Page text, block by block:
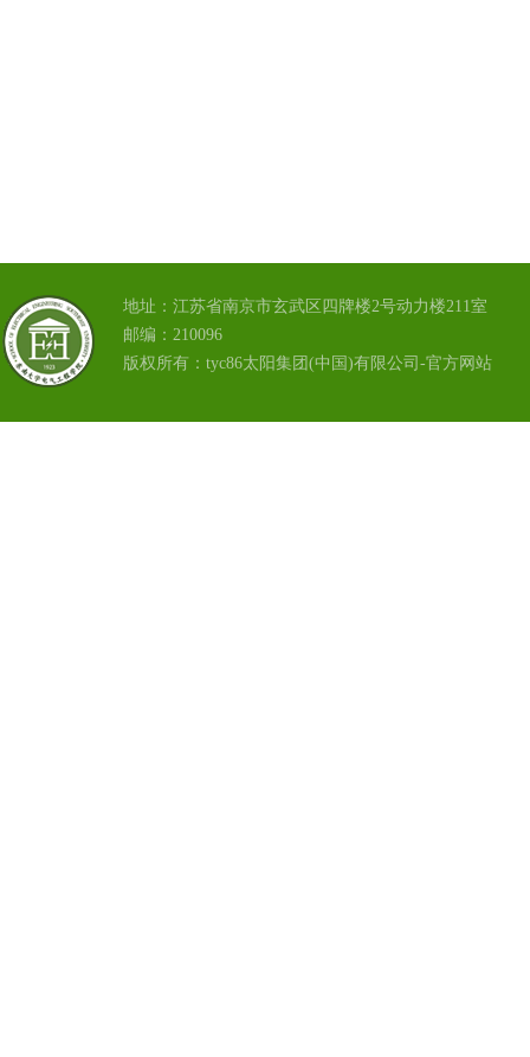
地址：江苏省南京市玄武区四牌楼2号动力楼211室
邮编：210096
版权所有：tyc86太阳集团(中国)有限公司-官方网站